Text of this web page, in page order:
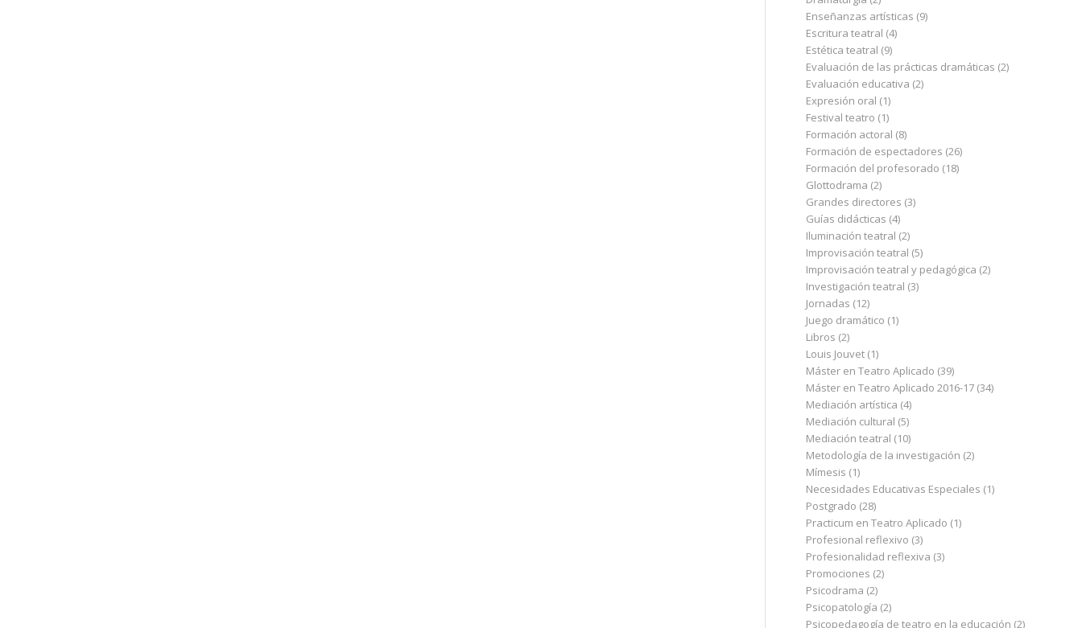
Enseñanzas artísticas (9)
Escritura teatral (4)
Estética teatral (9)
Evaluación de las prácticas dramáticas (2)
Evaluación educativa (2)
Expresión oral (1)
Festival teatro (1)
Formación actoral (8)
Formación de espectadores (26)
Formación del profesorado (18)
Glottodrama (2)
Grandes directores (3)
Guías didácticas (4)
Iluminación teatral (2)
Improvisación teatral (5)
Improvisación teatral y pedagógica (2)
Investigación teatral (3)
Jornadas (12)
Juego dramático (1)
Libros (2)
Louis Jouvet (1)
Máster en Teatro Aplicado (39)
Máster en Teatro Aplicado 2016-17 (34)
Mediación artística (4)
Mediación cultural (5)
Mediación teatral (10)
Metodología de la investigación (2)
Mímesis (1)
Necesidades Educativas Especiales (1)
Postgrado (28)
Practicum en Teatro Aplicado (1)
Profesional reflexivo (3)
Profesionalidad reflexiva (3)
Promociones (2)
Psicodrama (2)
Psicopatología (2)
Psicopedagogía de teatro en la educación (2)